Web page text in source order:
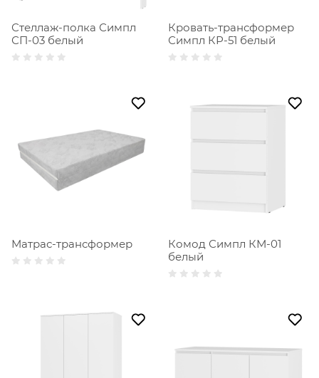
Стеллаж-полка Симпл
СП-03 белый
Кровать-трансформер
Симпл КР-51 белый
Матрас-трансформер
Комод Симпл КМ-01
белый